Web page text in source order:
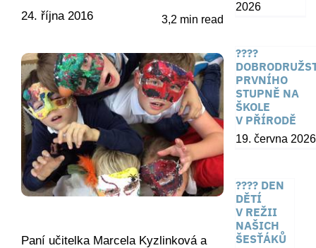
24. října 2016 3,2 min read
Paní učitelka Marcela Kyzlinková a
2026
????
PRVNÍHO
STUPNĚ NA
ŠKOLE
V PŘÍRODĚ
19. června 2026
???? DEN
DĚTÍ
V REŽII
NAŠICH
ŠESŤÁKŮ